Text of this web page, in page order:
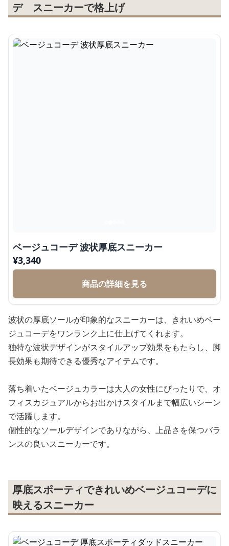
デ スニーカーで格上げ
ベージュコーデ 波状厚底スニーカー
¥3,340
商品の詳細を見る
波状の厚底ソールが印象的なスニーカーは、きれいめベー
ジュコーデをワンランク上に仕上げてくれます。
独特な波状デザインがスタイルアップ効果をもたらし、脚
長効果も期待できる優秀なアイテムです。
落ち着いたベージュカラーは大人の女性にぴったりで、オ
フィスカジュアルからお出かけスタイルまで幅広いシーン
で活躍します。
個性的なソールデザインでありながら、上品さを保つバラ
ンスの良いスニーカーです。
厚底スポーティできれいめベージュコーデに
映えるスニーカー